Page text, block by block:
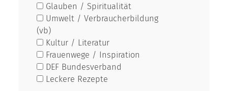
Glauben / Spiritualität
Umwelt / Verbraucherbildung
(vb)
Kultur / Literatur
Frauenwege / Inspiration
DEF Bundesverband
Leckere Rezepte